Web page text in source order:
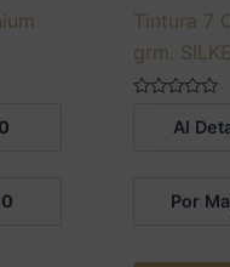
Tintura 7
grm.
Al
Por